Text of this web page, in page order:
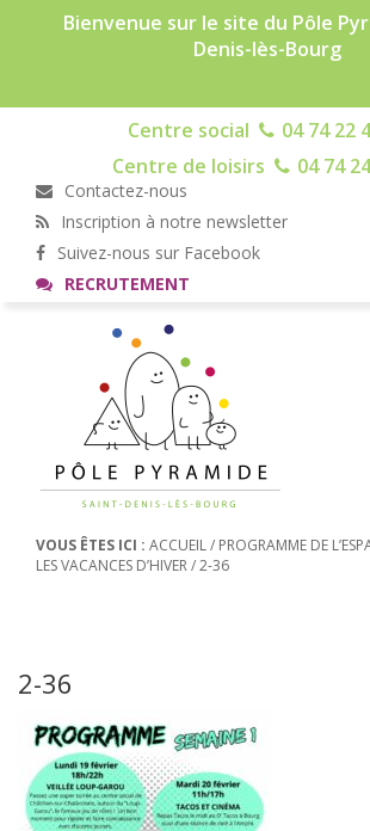
Bienvenue sur le site du Pôle
Denis-lès-Bourg
Centre social
04 74 22
Centre de loisirs
04 74
Contactez-nous
Inscription à notre newsletter
Suivez-nous sur Facebook
RECRUTEMENT
VOUS ÊTES ICI : ACCUEIL/ PROGRAMME DE
LES VACANCES D’HIVER/2-36
2-36